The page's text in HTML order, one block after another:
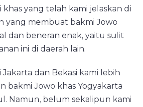
khas yang telah kami jelaskan di
yang membuat bakmi Jowo
dan beneran enak, yaitu sulit
ini di daerah lain.
dan Bekasi kami lebih
bakmi Jowo khas Yogyakarta
Namun, belum sekalipun kami